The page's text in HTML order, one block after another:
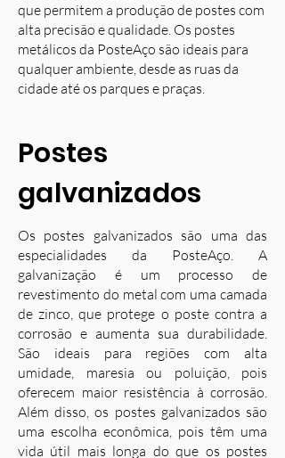
que permitem a produção de postes com
alta precisão e qualidade. Os postes
metálicos da PosteAço são ideais para
qualquer ambiente, desde as ruas da
cidade até os parques e praças.
Postes
galvanizados
Os postes galvanizados são uma das
especialidades da PosteAço. A
galvanização é um processo de
revestimento do metal com uma camada
de zinco, que protege o poste contra a
corrosão e aumenta sua durabilidade.
São ideais para regiões com alta
umidade, maresia ou poluição, pois
oferecem maior resistência à corrosão.
Além disso, os postes galvanizados são
uma escolha econômica, pois têm uma
vida útil mais longa do que os postes